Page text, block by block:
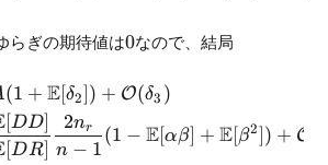
らぎの期待値は0
0なので、結局
\begin{align} 1 +
(1 + E[δ2]) + O(δ3 )
[DR]
[DD]
n − 1
2nr (1 − E[αβ] + E[β2]) + O